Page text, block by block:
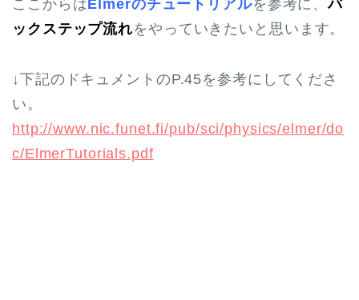
ここからはElmerのチュートリアルを参考に、バ
ックステップ流れをやっていきたいと思います。
↓下記のドキュメントのP.45を参考にしてくださ
い。
http://www.nic.funet.fi/pub/sci/physics/elmer/do
c/ElmerTutorials.pdf